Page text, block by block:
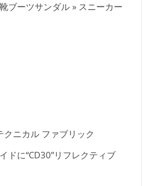
ブーツサンダル » スニーカー
ニカル ファブリック
ドに“CD30”リフレクティブ